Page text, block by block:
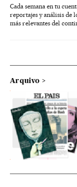
Cada semana en tu
reportajes y análisis de
más relevantes del
Arquivo